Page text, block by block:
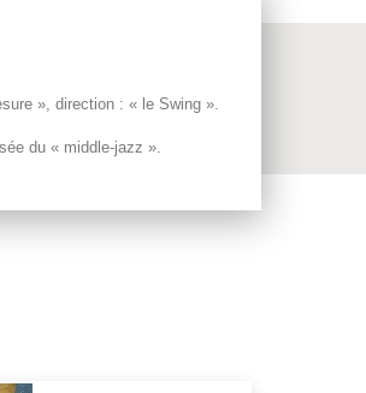
», direction : « le Swing ».
du « middle-jazz ».